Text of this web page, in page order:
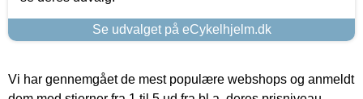
Se udvalget på eCykelhjelm.dk
Vi har gennemgået de mest populære webshops og anmeldt